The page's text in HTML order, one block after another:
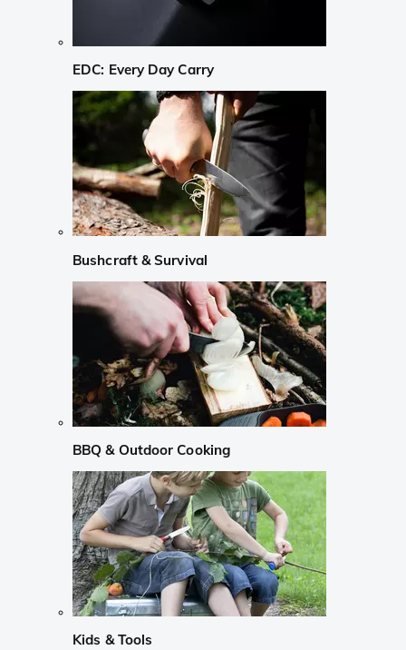
EDC: Every Day Carry
Bushcraft & Survival
BBQ & Outdoor Cooking
Kids & Tools